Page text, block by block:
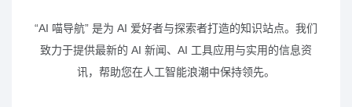
“AI 喵导航” 是为 AI 爱好者与探索者打造的知识站点。我们
致力于提供最新的 AI 新闻、AI 工具应用与实用的信息资
讯，帮助您在人工智能浪潮中保持领先。